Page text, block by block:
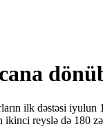
ilk dəstəsi
reyslə də 180